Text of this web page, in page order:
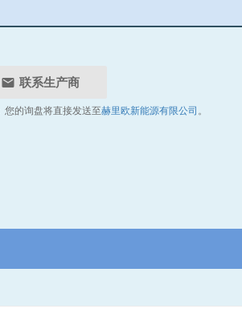
联系生产商
您的询盘将直接发送至赫里欧新能源有限公司 。